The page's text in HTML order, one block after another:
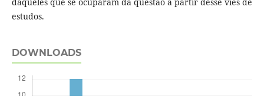
estudos.
DOWNLOADS